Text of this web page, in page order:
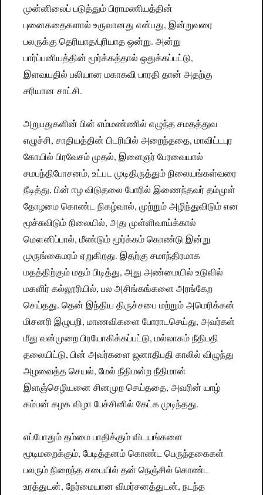
முன்னிலைப் படுத்தும் பிராமணியத்தின்
புனைகதைகளால் உருவானது என்பது, இன்றுவரை
பலருக்கு தெரியாத/புரியாத ஒன்று. அன்று
பார்ப்பனியத்தின் மூர்க்கத்தால் ஒதுக்கப்பட்டு,
இளவயதில் பலியான மகாகவி பாரதி தான் அதற்கு
சரியான சாட்சி.
அறுபதுகளின் பின் எம்மண்ணில் எழுந்த சமதத்துவ
எழுச்சி, சாதியத்தின் பிடரியில் அறைந்ததை, மாவிட்டபுர
கோயில் பிரவேசம் முதல், இளைஞர் பேரவையால்
சமபந்திபோசனம், உட்பட முடிதிருத்தும் நிலையங்கள்வரை
நீடித்து, பின் ஈழ விடுதலை போரில் இணைந்தவர் தம்முள்
தோழமை கொண்ட நிகழ்வால், முற்றும் அழிந்துவிடும் என
மூச்சுவிடும் நிலையில், அது முள்ளிவாய்க்கால்
மௌனிப்பால், மீண்டும் மூர்க்கம் கொண்டு இன்று
முருங்கைமரம் ஏறுகிறது. இதற்கு சமாந்திரமாக
மதத்திற்கும் மதம் பிடித்து, அது அண்மையில் உடுவில்
மகளிர் கல்லூரியில், பல அசிங்கங்களை அரங்கேற
செய்தது. தென் இந்திய திருச்சபை மற்றும் அமெரிக்கன்
மிசனரி இழுபறி, மாணவிகளை போராடசெய்து, அவர்கள்
மீது வன்முறை பிரயோகிக்கப்பட்டு, மல்லாகம் நீதிபதி
தலையிட்டு, பின் அவர்களை ஜனாதிபதி காலில் விழுந்து
அழவைத்த செயல், மேல் நீதிமன்ற நீதிமான்
இளஞ்செழியனை சினமுற செய்ததை, அவரின் யாழ்
கம்பன் கழக விழா பேச்சினில் கேட்க முடிந்தது.
எப்போதும் தம்மை பாதிக்கும் விடயங்களை
மூடிமறைக்கும், பேடித்தனம் கொண்ட பெருந்தகைகள்
பலரும் நிறைந்த சபையில் தன் நெஞ்சில் கொண்ட
உரத்துடன், நேர்மையான விமர்சனத்துடன், நடந்த